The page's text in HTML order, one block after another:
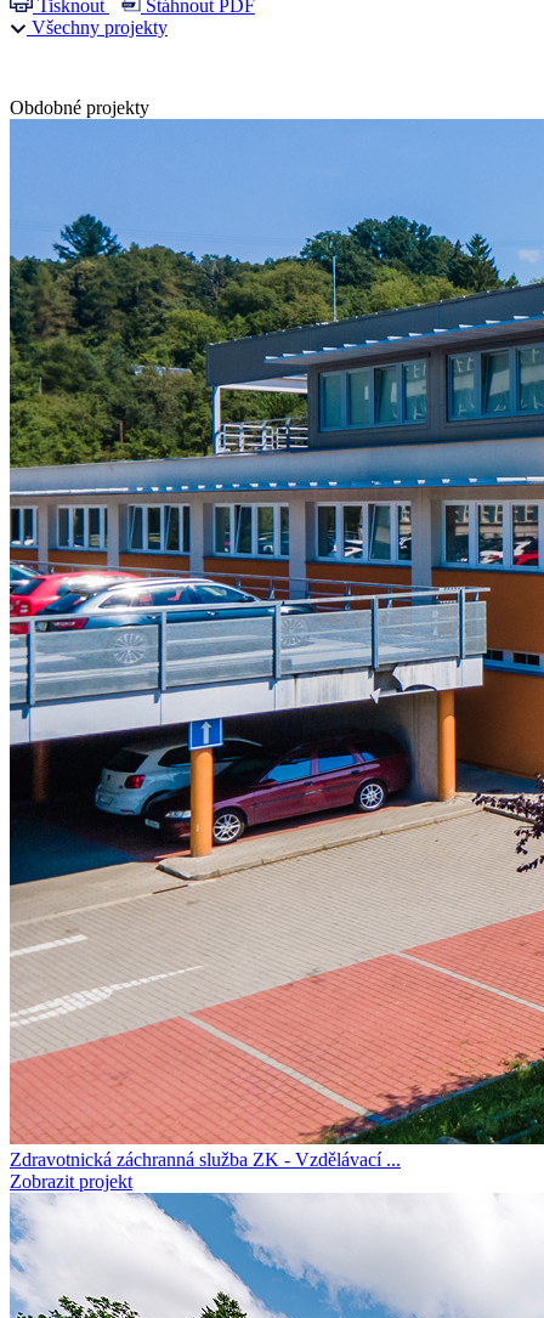
Tisknout
Stáhnout PDF
Všechny projekty
Obdobné projekty
Zdravotnická záchranná služba ZK - Vzdělávací ...
Zobrazit projekt